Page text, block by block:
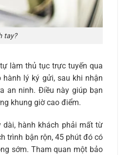
tay?
làm thủ tục trực tuyến qua
lý ký gửi, sau khi nhận
an ninh. Điều này giúp bạn
khung giờ cao điểm.
hành khách phải mất từ
trình bận rộn, 45 phút đó có
sớm. Tham quan một bảo